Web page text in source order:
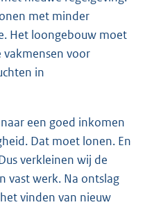
met minder
Het loongebouw moet
vakmensen voor
in
een goed inkomen
Dat moet lonen. En
verkleinen wij de
vast werk. Na ontslag
vinden van nieuw